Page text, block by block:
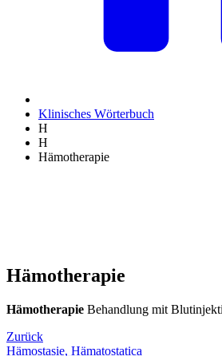
Klinisches Wörterbuch
H
H
Hämotherapie
Hämotherapie
Hämotherapie Behandlung mit
Zurück
Hämostasie, Hämatostatica